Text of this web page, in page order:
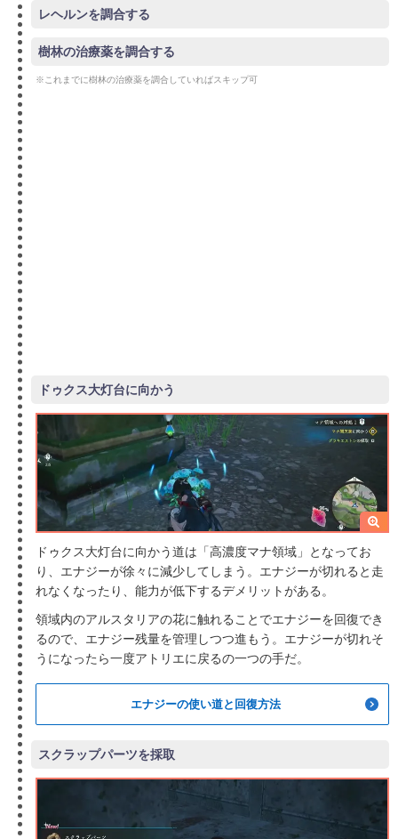
レヘルンを調合する
樹林の治療薬を調合する
※これまでに樹林の治療薬を調合していればスキップ可
ドゥクス大灯台に向かう
ドゥクス大灯台に向かう道は「高濃度マナ領域」となってお
り、エナジーが徐々に減少してしまう。エナジーが切れると走
れなくなったり、能力が低下するデメリットがある。
領域内のアルスタリアの花に触れることでエナジーを回復でき
るので、エナジー残量を管理しつつ進もう。エナジーが切れそ
うになったら一度アトリエに戻るの一つの手だ。
エナジーの使い道と回復方法
スクラップパーツを採取